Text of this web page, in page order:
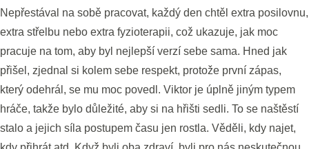
Nepřestával na sobě pracovat, každý den chtěl extra posilovnu,
extra střelbu nebo extra fyzioterapii, což ukazuje, jak moc
pracuje na tom, aby byl nejlepší verzí sebe sama. Hned jak
přišel, zjednal si kolem sebe respekt, protože první zápas,
který odehrál, se mu moc povedl. Viktor je úplně jiným typem
hráče, takže bylo důležité, aby si na hřišti sedli. To se naštěstí
stalo a jejich síla postupem času jen rostla. Věděli, kdy najet,